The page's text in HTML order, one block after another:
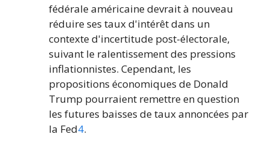
fédérale américaine devrait à nouveau
réduire ses taux d'intérêt dans un
contexte d'incertitude post-électorale,
suivant le ralentissement des pressions
inflationnistes. Cependant, les
propositions économiques de Donald
Trump pourraient remettre en question
les futures baisses de taux annoncées par
la Fed4.